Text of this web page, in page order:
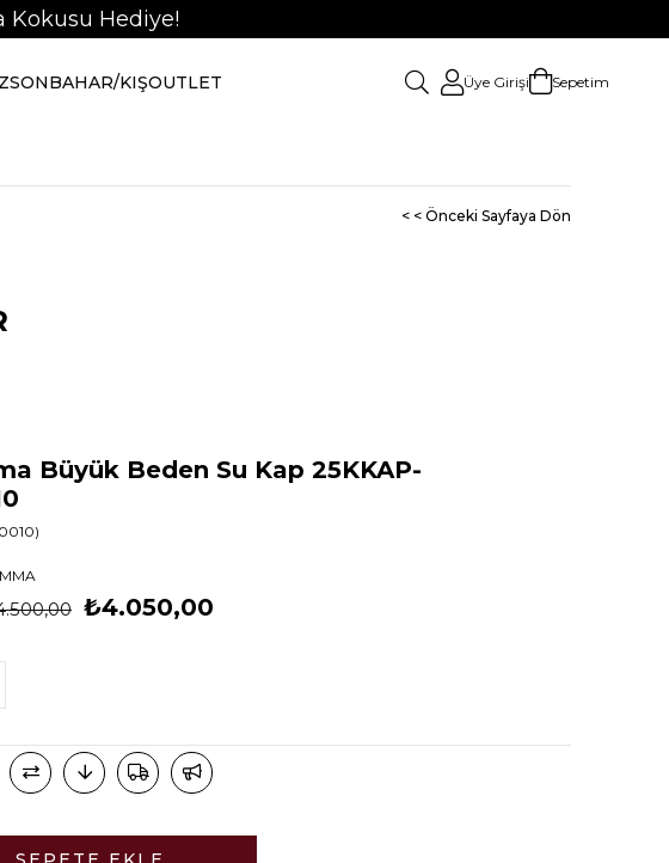
Kokusu Hediye!
SONBAHAR/KIŞOUTLET Üye Girişi Sepetim
< < Önceki Sayfaya Dön
Büyük Beden Su Kap 25KKAP-
₺4.050,00